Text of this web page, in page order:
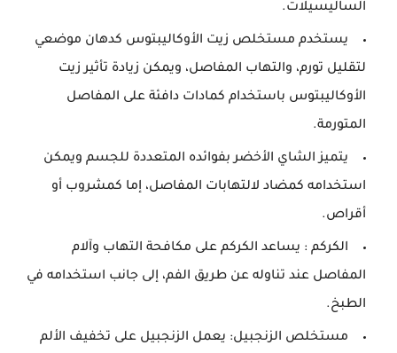
الساليسيلات.
يستخدم مستخلص زيت الأوكاليبتوس كدهان موضعي
لتقليل تورم، والتهاب المفاصل، ويمكن زيادة تأثير زيت
الأوكاليبتوس باستخدام كمادات دافئة على المفاصل
المتورمة.
يتميز الشاي الأخضر بفوائده المتعددة للجسم ويمكن
استخدامه كمضاد لالتهابات المفاصل، إما كمشروب أو
أقراص.
الكركم : يساعد الكركم على مكافحة التهاب وآلام
المفاصل عند تناوله عن طريق الفم، إلى جانب استخدامه في
الطبخ.
مستخلص الزنجبيل: يعمل الزنجبيل على تخفيف الألم